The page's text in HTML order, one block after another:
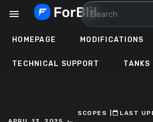
menu
HOMEPAGE MODIFICATIONS
TECHNICAL SUPPORT
SCOPES ㅤLAST